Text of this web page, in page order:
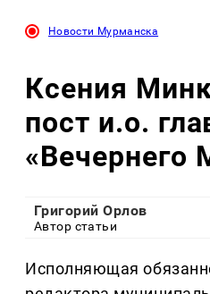
Новости Мурманска
Ксения
пост и.о.
«Вечернего
Григорий Орлов
Автор статьи
Исполняющая